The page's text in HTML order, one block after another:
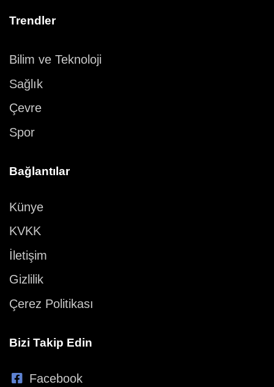
Trendler
Bilim ve Teknoloji
Sağlık
Çevre
Spor
Bağlantılar
Künye
KVKK
İletişim
Gizlilik
Çerez Politikası
Bizi Takip Edin
Facebook